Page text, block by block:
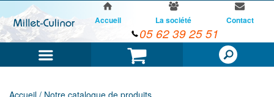
Panier
Accueil La société Contact
05 62 39 25 51
Accueil / Notre catalogue de produits